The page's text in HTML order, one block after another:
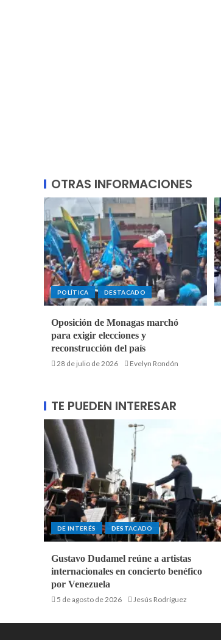
OTRAS INFORMACIONES
POLÍTICA DESTACADO
Oposición de Monagas marchó
para exigir elecciones y
reconstrucción del país
28 de julio de 2026 Evelyn Rondón
TE PUEDEN INTERESAR
DE INTERÉS DESTACADO
Gustavo Dudamel reúne a artistas
internacionales en concierto benéfico
por Venezuela
5 de agosto de 2026 Jesús Rodríguez